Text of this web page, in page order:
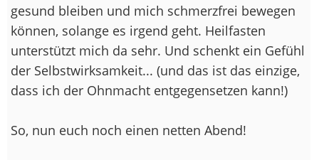
gesund bleiben und mich schmerzfrei bewegen
können, solange es irgend geht. Heilfasten
unterstützt mich da sehr. Und schenkt ein Gefühl
der Selbstwirksamkeit... (und das ist das einzige,
dass ich der Ohnmacht entgegensetzen kann!)
So, nun euch noch einen netten Abend!